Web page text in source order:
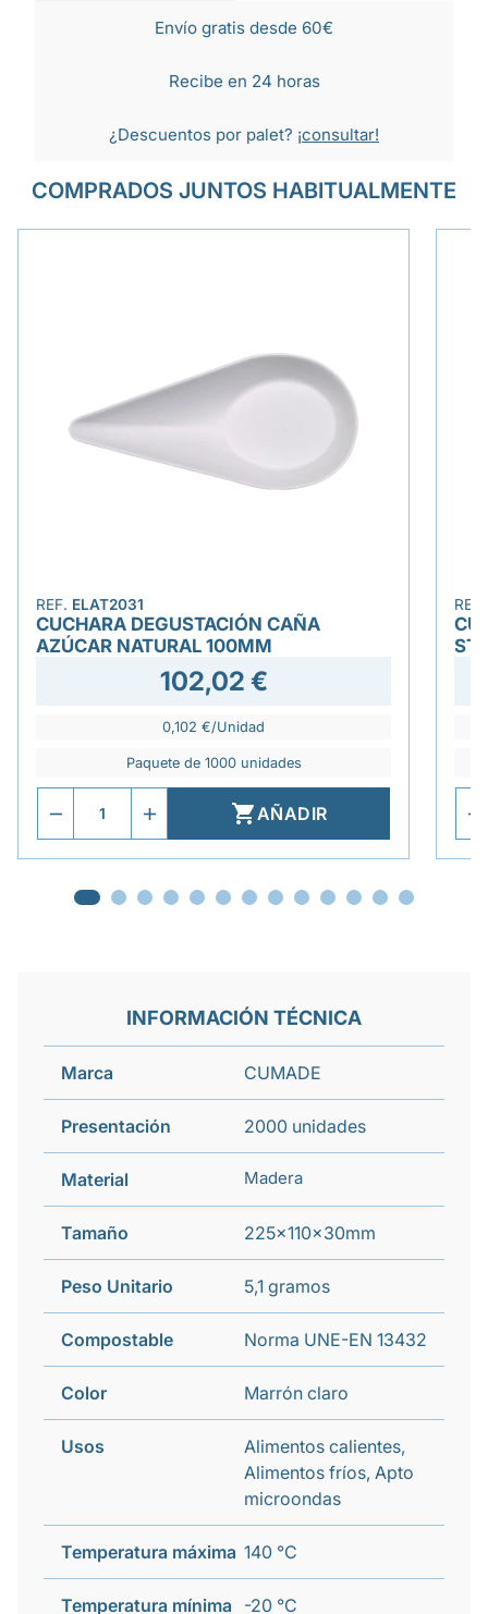
Envío gratis desde 60€
Recibe en 24 horas
¿Descuentos por palet? ¡consultar!
COMPRADOS JUNTOS HABITUALMENTE
REF. ELAT2031
CUCHARA DEGUSTACIÓN CAÑA
AZÚCAR NATURAL 100MM
102,02 €
0,102 €/Unidad
Paquete de 1000 unidades
AÑADIR
INFORMACIÓN TÉCNICA
Marca CUMADE
Presentación 2000 unidades
Material Madera
Tamaño 225x110x30mm
Peso Unitario 5,1 gramos
Compostable Norma UNE-EN 13432
Color Marrón claro
Usos
Alimentos calientes,
Alimentos fríos, Apto
microondas
Temperatura máxima 140 °C
Temperatura mínima -20 °C